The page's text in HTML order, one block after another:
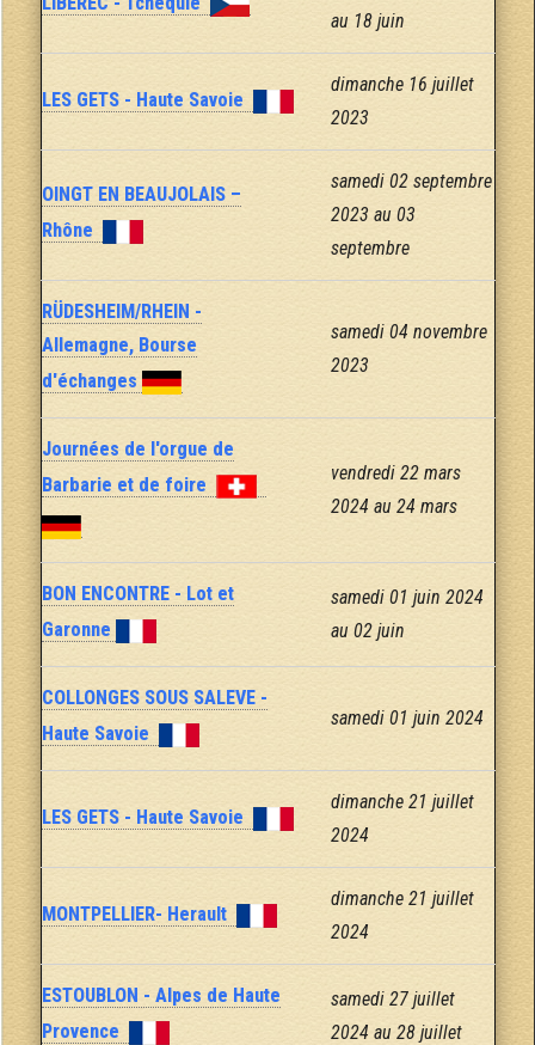
au 18 juin
LES GETS - Haute Savoie
dimanche 16 juillet
2023
OINGT EN BEAUJOLAIS –
Rhône
samedi 02 septembre
2023 au 03
septembre
RÜDESHEIM/RHEIN -
Allemagne, Bourse
d'échanges
samedi 04 novembre
2023
Journées de l'orgue de
Barbarie et de foire
vendredi 22 mars
2024 au 24 mars
BON ENCONTRE - Lot et
Garonne
samedi 01 juin 2024
au 02 juin
COLLONGES SOUS SALEVE -
Haute Savoie
samedi 01 juin 2024
LES GETS - Haute Savoie
dimanche 21 juillet
2024
MONTPELLIER- Herault
dimanche 21 juillet
2024
ESTOUBLON - Alpes de Haute
Provence
samedi 27 juillet
2024 au 28 juillet